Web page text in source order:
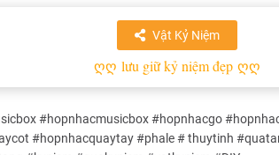
Vật Kỷ Niệm
ღღ lưu giữ kỷ niệm đẹp ღღ
#hopnhacmusicbox #hopnhacgo
#hopnhacquaytay #phale # thuytinh